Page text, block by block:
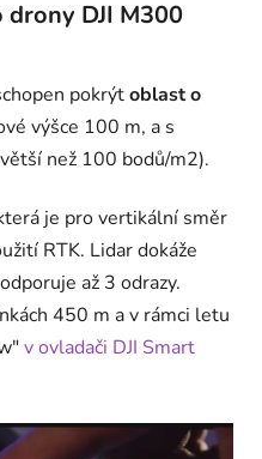
DJI M300
pokrýtoblast o
výšce 100 m, a s
než 100 bodů/m2).
je pro vertikální směr
RTK. Lidar dokáže
až 3 odrazy.
450 m a v rámci letu
v ovladači DJI Smart